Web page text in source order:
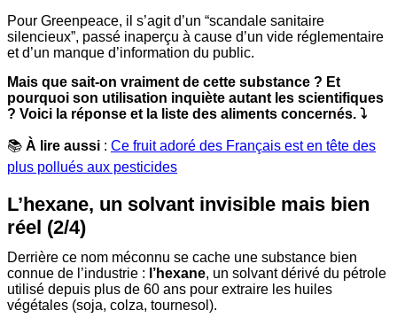
Pour Greenpeace, il s’agit d’un “scandale sanitaire
silencieux”, passé inaperçu à cause d’un vide réglementaire
et d’un manque d’information du public.
Mais que sait-on vraiment de cette substance ? Et
pourquoi son utilisation inquiète autant les scientifiques
? Voici la réponse et la liste des aliments concernés. ⤵️
📚 À lire aussi : Ce fruit adoré des Français est en tête des
plus pollués aux pesticides
L’hexane, un solvant invisible mais bien
réel (2/4)
Derrière ce nom méconnu se cache une substance bien
connue de l’industrie : l’hexane, un solvant dérivé du pétrole
utilisé depuis plus de 60 ans pour extraire les huiles
végétales (soja, colza, tournesol).